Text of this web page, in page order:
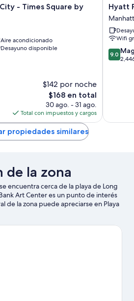
- Times Square by
Aire acondicionado
Desayuno disponible
$142 por noche
El
precio
actual
es
de
$168
$168 en total
30 ago. - 31 ago.
Total con impuestos y cargos
Hyatt
Place
New
York
South
Hyatt
Wifi
9.0
de
9.0
propiedades similares
de la zona
encuentra cerca de la playa de Long
Art Center es un punto de interés
de la zona puede apreciarse en Playa
Beach. ¿Quieres asistir a un
Speedway o Parque Monmouth.